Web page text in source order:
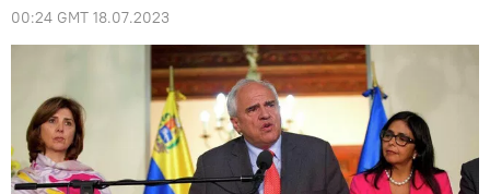
00:24 GMT 18.07.2023